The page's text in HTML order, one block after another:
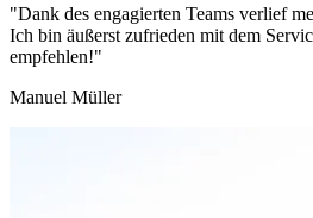
"Dank des engagierten Teams verlief
Ich bin äußerst zufrieden mit dem
empfehlen!"
Manuel Müller